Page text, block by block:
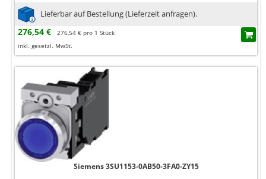
Lieferbar auf Bestellung (Lieferzeit anfragen).
276,54 €
276,54 € pro 1 Stück
inkl. gesetzl. MwSt.
Siemens 3SU1153-0AB50-3FA0-ZY15